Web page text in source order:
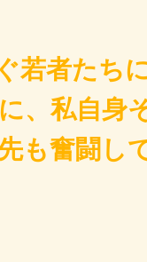
若者たち
、私自身
も奮闘し